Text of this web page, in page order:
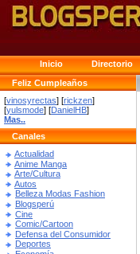
Inicio Directorio
Feliz Cumpleaños
[vinosyrectas] [rickzen]
[yulsmode] [DanielHB]
Mas..
Canales
Actualidad
Anime Manga
Arte/Cultura
Autos
Belleza Modas Fashion
Blogsperú
Cine
Comic/Cartoon
Defensa del Consumidor
Deportes